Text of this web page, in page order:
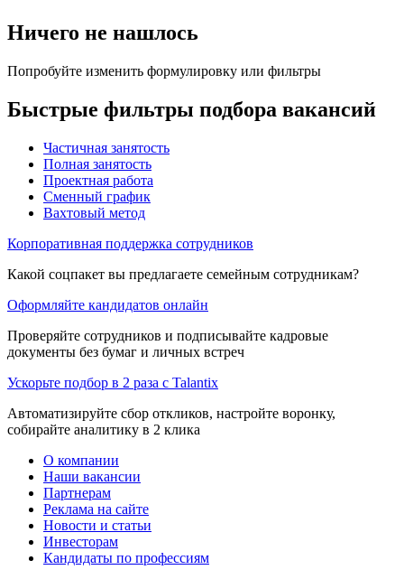
Ничего не нашлось
Попробуйте изменить формулировку или фильтры
Быстрые фильтры подбора вакансий
Частичная занятость
Полная занятость
Проектная работа
Сменный график
Вахтовый метод
Корпоративная поддержка сотрудников
Какой соцпакет вы предлагаете семейным сотрудникам?
Оформляйте кандидатов онлайн
Проверяйте сотрудников и подписывайте кадровые
документы без бумаг и личных встреч
Ускорьте подбор в 2 раза с Talantix
Автоматизируйте сбор откликов, настройте воронку,
собирайте аналитику в 2 клика
О компании
Наши вакансии
Партнерам
Реклама на сайте
Новости и статьи
Инвесторам
Кандидаты по профессиям